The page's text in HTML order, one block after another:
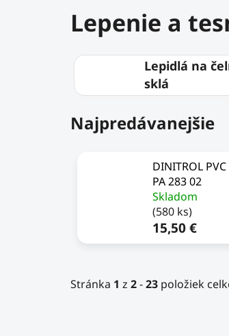
Lepenie a
Lepidlá na
sklá
Najpredávanejšie
DINITROL PVC
PA 283 02
Skladom
(580 ks)
15,50 €
Stránka 1 z 2-23 položiek